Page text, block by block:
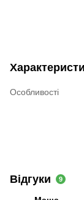
Особливості
Відгуки 9